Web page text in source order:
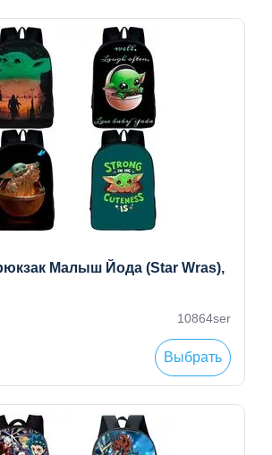
Малыш Йода (Star Wras),
10864ser
Выбрать